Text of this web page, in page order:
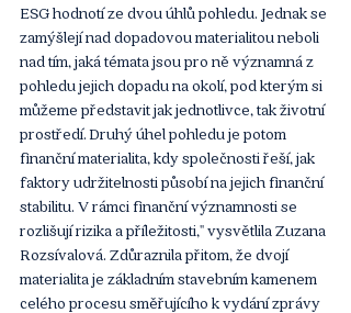
ESG hodnotí ze dvou úhlů pohledu. Jednak se
zamýšlejí nad dopadovou materialitou neboli
nad tím, jaká témata jsou pro ně významná z
pohledu jejich dopadu na okolí, pod kterým si
můžeme představit jak jednotlivce, tak životní
prostředí. Druhý úhel pohledu je potom
finanční materialita, kdy společnosti řeší, jak
faktory udržitelnosti působí na jejich finanční
stabilitu. V rámci finanční významnosti se
rozlišují rizika a příležitosti," vysvětlila Zuzana
Rozsívalová. Zdůraznila přitom, že dvojí
materialita je základním stavebním kamenem
celého procesu směřujícího k vydání zprávy